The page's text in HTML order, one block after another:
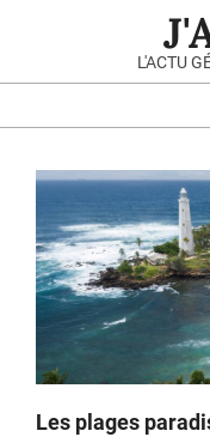
L'ACTU
Les plages